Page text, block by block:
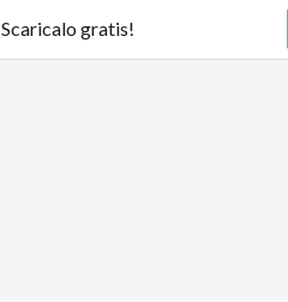
Scaricalo gratis!